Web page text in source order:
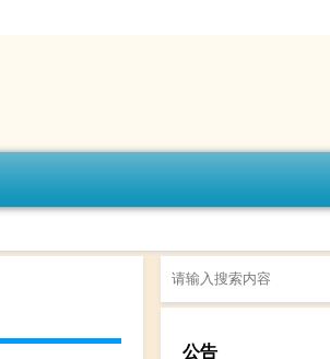
公告